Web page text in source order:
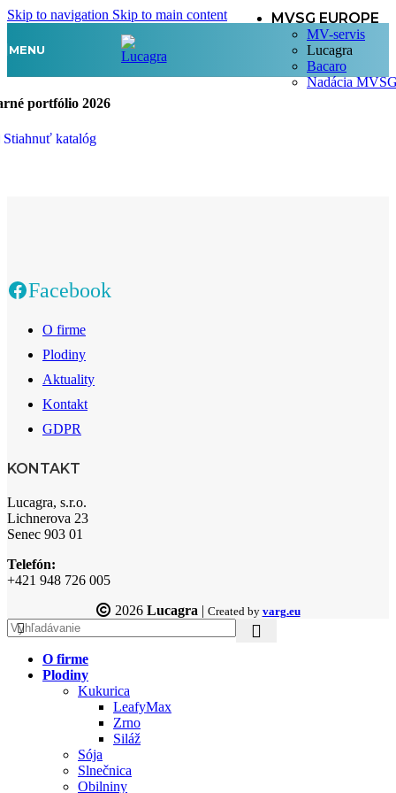
Skip to navigation Skip to main content
MENU
MVSG EUROPE
MV-servis
Lucagra
Bacaro
Nadácia
portfólio 2026
Stiahnuť katalóg
Facebook
O firme
Plodiny
Aktuality
Kontakt
GDPR
KONTAKT
Lucagra, s.r.o.
Lichnerova 23
Senec 903 01
Telefón:
+421 948 726 005
2026 Lucagra | Created by varg.eu
O firme
Plodiny
Kukurica
LeafyMax
Zrno
Siláž
Sója
Slnečnica
Obilniny